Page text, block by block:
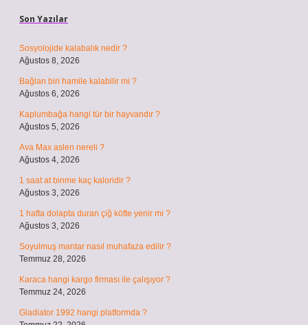
Son Yazılar
Sosyolojide kalabalık nedir ?
Ağustos 8, 2026
Bağlan biri hamile kalabilir mi ?
Ağustos 6, 2026
Kaplumbağa hangi tür bir hayvandır ?
Ağustos 5, 2026
Ava Max aslen nereli ?
Ağustos 4, 2026
1 saat at binme kaç kaloridir ?
Ağustos 3, 2026
1 hafta dolapta duran çiğ köfte yenir mi ?
Ağustos 3, 2026
Soyulmuş mantar nasıl muhafaza edilir ?
Temmuz 28, 2026
Karaca hangi kargo firması ile çalışıyor ?
Temmuz 24, 2026
Gladiator 1992 hangi platformda ?